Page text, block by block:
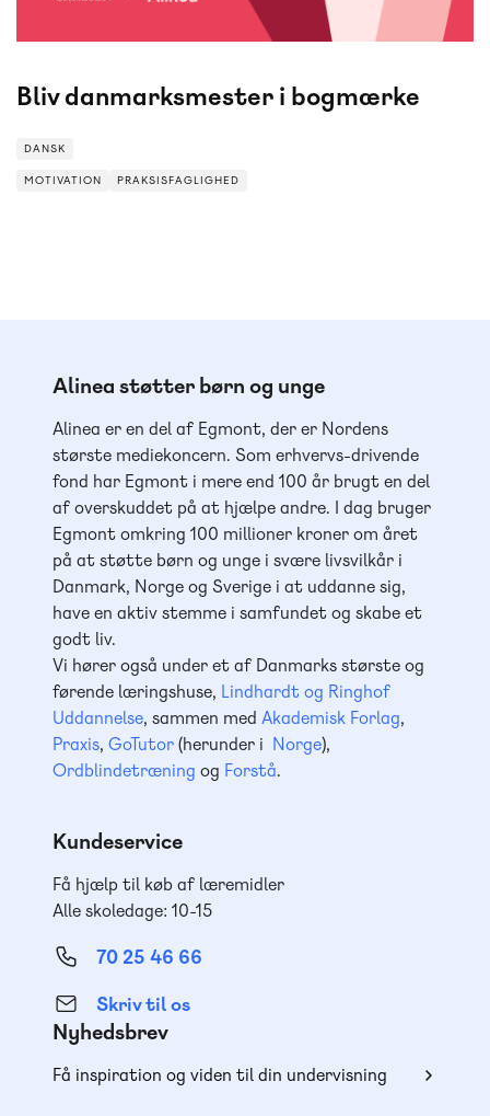
Bliv danmarksmester i bogmærke
DANSK
MOTIVATION PRAKSISFAGLIGHED
Alinea støtter børn og unge
Alinea er en del af Egmont, der er Nordens
største mediekoncern. Som erhvervs-drivende
fond har Egmont i mere end 100 år brugt en del
af overskuddet på at hjælpe andre. I dag bruger
Egmont omkring 100 millioner kroner om året
på at støtte børn og unge i svære livsvilkår i
Danmark, Norge og Sverige i at uddanne sig,
have en aktiv stemme i samfundet og skabe et
godt liv.
Vi hører også under et af Danmarks største og
førende læringshuse, Lindhardt og Ringhof
Uddannelse, sammen med Akademisk Forlag,
Praxis, GoTutor(herunder i Norge),
Ordblindetræning og Forstå.
Kundeservice
Få hjælp til køb af læremidler
Alle skoledage: 10-15
70 25 46 66
Skriv til os
Nyhedsbrev
Få inspiration og viden til din undervisning